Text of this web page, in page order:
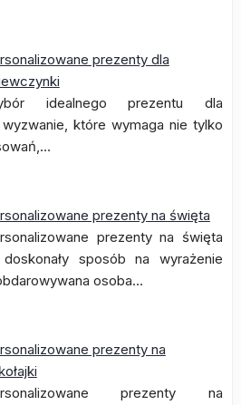
prezenty dla
idealnego prezentu dla
które wymaga nie tylko
prezenty na święta
prezenty na święta
sposób na wyrażenie
osoba…
prezenty na
prezenty na